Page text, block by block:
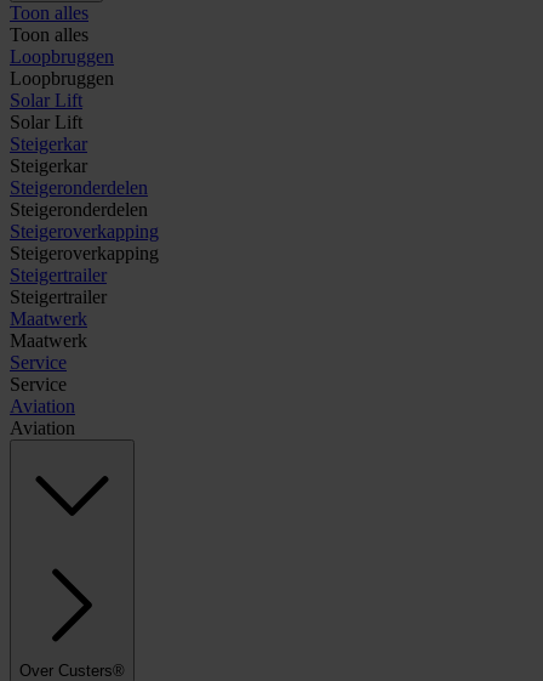
Toon alles
Toon alles
Loopbruggen
Loopbruggen
Solar Lift
Solar Lift
Steigerkar
Steigerkar
Steigeronderdelen
Steigeronderdelen
Steigeroverkapping
Steigeroverkapping
Steigertrailer
Steigertrailer
Maatwerk
Maatwerk
Service
Service
Aviation
Aviation
Over Custers®